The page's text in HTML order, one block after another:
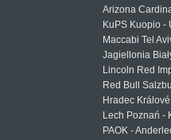
Arizona
KuPS Kuopio -
Maccabi Tel
Jagiellonia
Lincoln Red
Red Bull
Hradec
Lech Poznań -
PAOK -